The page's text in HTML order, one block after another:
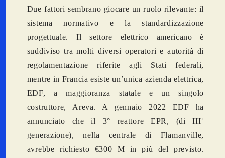
Due fattori sembrano giocare un ruolo rilevante: il
sistema normativo e la standardizzazione
progettuale. Il settore elettrico americano è
suddiviso tra molti diversi operatori e autorità di
regolamentazione riferite agli Stati federali,
mentre in Francia esiste un’unica azienda elettrica,
EDF, a maggioranza statale e un singolo
costruttore, Areva. A gennaio 2022 EDF ha
annunciato che il 3° reattore EPR, (di III⁺
generazione), nella centrale di Flamanville,
avrebbe richiesto €300 M in più del previsto.